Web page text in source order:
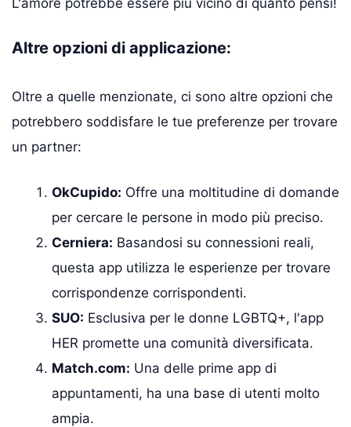
Altre opzioni di applicazione:
Oltre a quelle menzionate, ci sono altre opzioni che
potrebbero soddisfare le tue preferenze per trovare
un partner:
OkCupido: Offre una moltitudine di domande
per cercare le persone in modo più preciso.
Cerniera: Basandosi su connessioni reali,
questa app utilizza le esperienze per trovare
corrispondenze corrispondenti.
SUO: Esclusiva per le donne LGBTQ+, l'app
HER promette una comunità diversificata.
Match.com: Una delle prime app di
appuntamenti, ha una base di utenti molto
ampia.